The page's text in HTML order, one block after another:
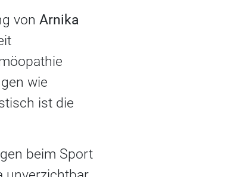
von Arnika
wie
ist die
beim Sport